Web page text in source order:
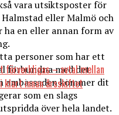
vara utsiktsposter för
eller Malmö och
en eller annan form av
personer som har ett
förbundna med det
kommer dit
som en slags
över hela landet.
förverkligas – avtal mellan
klart innan årsskiftet